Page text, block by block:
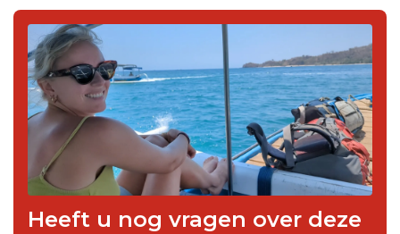
Heeft u nog vragen over deze